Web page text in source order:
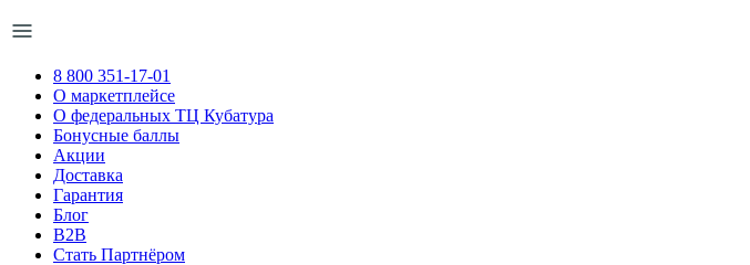
8 800 351-17-01
О маркетплейсе
О федеральных ТЦ Кубатура
Бонусные баллы
Акции
Доставка
Гарантия
Блог
B2B
Стать Партнёром